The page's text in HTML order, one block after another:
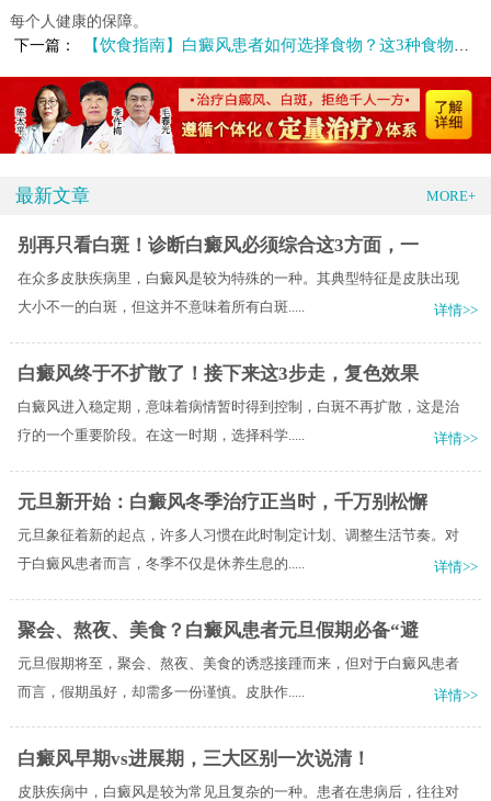
每个人健康的保障。
下一篇：
【饮食指南】白癜风患者如何选择食物？这3种食物要小心了！
最新文章 MORE+
别再只看白斑！诊断白癜风必须综合这3方面，一
在众多皮肤疾病里，白癜风是较为特殊的一种。其典型特征是皮肤出现
大小不一的白斑，但这并不意味着所有白斑.....
详情>>
白癜风终于不扩散了！接下来这3步走，复色效果
白癜风进入稳定期，意味着病情暂时得到控制，白斑不再扩散，这是治
疗的一个重要阶段。在这一时期，选择科学.....
详情>>
元旦新开始：白癜风冬季治疗正当时，千万别松懈
元旦象征着新的起点，许多人习惯在此时制定计划、调整生活节奏。对
于白癜风患者而言，冬季不仅是休养生息的.....
详情>>
聚会、熬夜、美食？白癜风患者元旦假期必备“避
元旦假期将至，聚会、熬夜、美食的诱惑接踵而来，但对于白癜风患者
而言，假期虽好，却需多一份谨慎。皮肤作.....
详情>>
白癜风早期vs进展期，三大区别一次说清！
皮肤疾病中，白癜风是较为常见且复杂的一种。患者在患病后，往往对